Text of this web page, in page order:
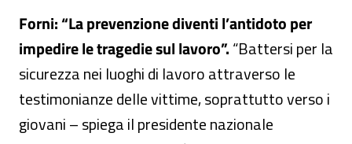
Forni: “La prevenzione diventi l’antidoto per
impedire le tragedie sul lavoro”.“Battersi per la
sicurezza nei luoghi di lavoro attraverso le
testimonianze delle vittime, soprattutto verso i
giovani – spiega il presidente nazionale